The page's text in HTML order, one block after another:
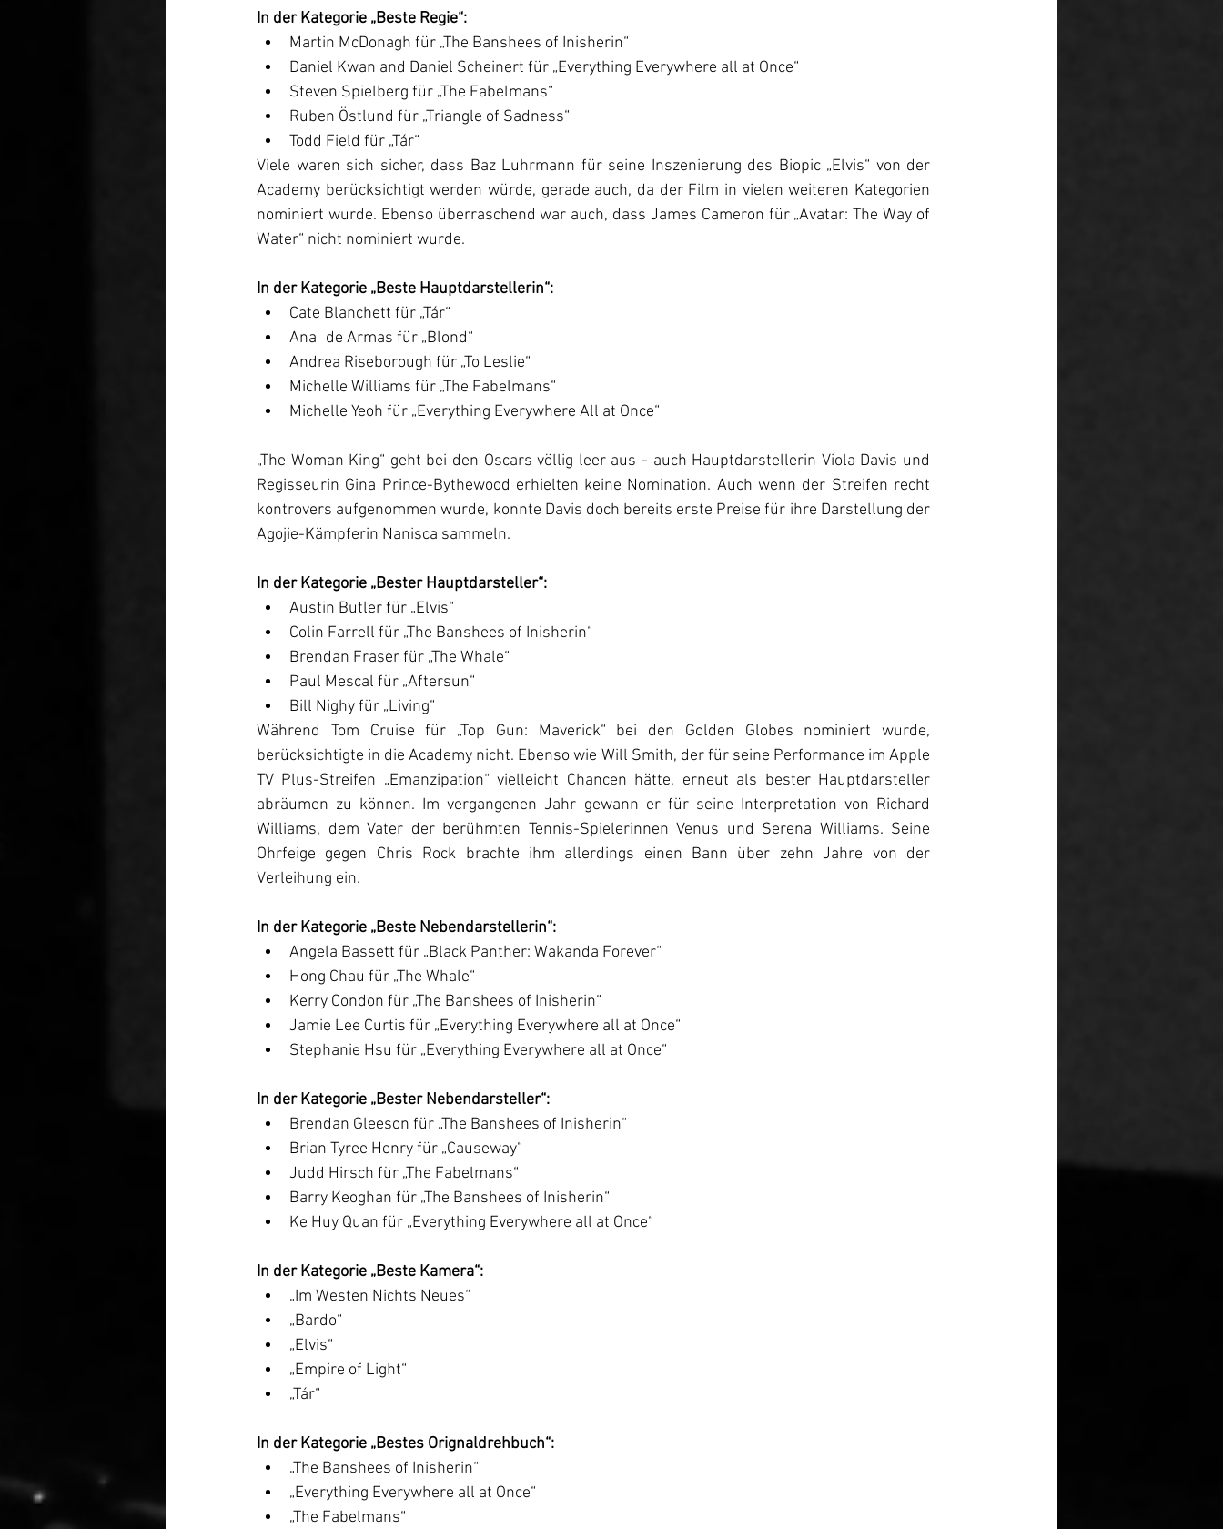
In der Kategorie „Beste Regie“:
Martin McDonagh für „The Banshees of Inisherin“
Daniel Kwan and Daniel Scheinert für „Everything Everywhere all at Once“
Steven Spielberg für „The Fabelmans“
Ruben Östlund für „Triangle of Sadness“
Todd Field für „Tár“
Viele waren sich sicher, dass Baz Luhrmann für seine Inszenierung des Biopic „Elvis“ von der
Academy berücksichtigt werden würde, gerade auch, da der Film in vielen weiteren Kategorien
nominiert wurde. Ebenso überraschend war auch, dass James Cameron für „Avatar: The Way of
Water“ nicht nominiert wurde.
In der Kategorie „Beste Hauptdarstellerin“:
Cate Blanchett für „Tár“
Ana 	de Armas für „Blond“
Andrea Riseborough für „To Leslie“
Michelle Williams für „The Fabelmans“
Michelle Yeoh für „Everything Everywhere All at Once“
„The Woman King“ geht bei den Oscars völlig leer aus - auch Hauptdarstellerin Viola Davis und
Regisseurin Gina Prince-Bythewood erhielten keine Nomination. Auch wenn der Streifen recht
kontrovers aufgenommen wurde, konnte Davis doch bereits erste Preise für ihre Darstellung der
Agojie-Kämpferin Nanisca sammeln.
In der Kategorie „Bester Hauptdarsteller“:
Austin Butler für „Elvis“
Colin Farrell für „The Banshees of Inisherin“
Brendan Fraser für „The Whale“
Paul Mescal für „Aftersun“
Bill Nighy für „Living“
Während Tom Cruise für „Top Gun: Maverick“ bei den Golden Globes nominiert wurde,
berücksichtigte in die Academy nicht. Ebenso wie Will Smith, der für seine Performance im Apple
TV Plus-Streifen „Emanzipation“ vielleicht Chancen hätte, erneut als bester Hauptdarsteller
abräumen zu können. Im vergangenen Jahr gewann er für seine Interpretation von Richard
Williams, dem Vater der berühmten Tennis-Spielerinnen Venus und Serena Williams. Seine
Ohrfeige gegen Chris Rock brachte ihm allerdings einen Bann über zehn Jahre von der
Verleihung ein.
In der Kategorie „Beste Nebendarstellerin“:
Angela Bassett für „Black Panther: Wakanda Forever“
Hong Chau für „The Whale“
Kerry Condon für „The Banshees of Inisherin“
Jamie Lee Curtis für „Everything Everywhere all at Once“
Stephanie Hsu für „Everything Everywhere all at Once“
In der Kategorie „Bester Nebendarsteller“:
Brendan Gleeson für „The Banshees of Inisherin“
Brian Tyree Henry für „Causeway“
Judd Hirsch für „The Fabelmans“
Barry Keoghan für „The Banshees of Inisherin“
Ke Huy Quan für „Everything Everywhere all at Once“
In der Kategorie „Beste Kamera“:
„Im Westen Nichts Neues“
„Bardo“
„Elvis“
„Empire of Light“
„Tár“
In der Kategorie „Bestes Orignaldrehbuch“:
„The Banshees of Inisherin“
„Everything Everywhere all at Once“
„The Fabelmans“